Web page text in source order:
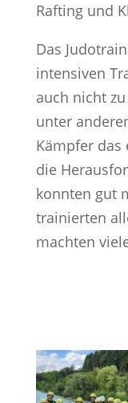
Rafting und
Das
intensiven
auch nicht
unter
Kämpfer das
die
konnten gut
trainierten
machten